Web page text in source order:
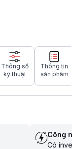
Thông số
kỹ thuật
Thông tin
sản phẩm
Công
Có